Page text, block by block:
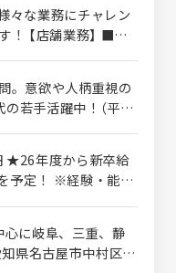
々な業務にチャレン
■接
開発、建設管理 ■
社内で一貫して取
修を経て、各店舗に
きましょう。
。意欲や人柄重視の
若手活躍中！（平均
も好き ◎誰かの成
キャリアUPや収入
を大切にしている
飲食業界での経験が
★26年度から新卒給
予定！ ※経験・能
たします。 【月
目）月収24.5万円 メ
に岐阜、三重、静
県名古屋市中村区椿